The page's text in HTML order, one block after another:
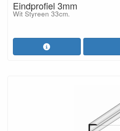
Eindprofiel 3mm
Wit Styreen 33cm.